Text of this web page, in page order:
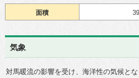
面積
気象
対馬暖流の影響を受け、海洋性の気候と